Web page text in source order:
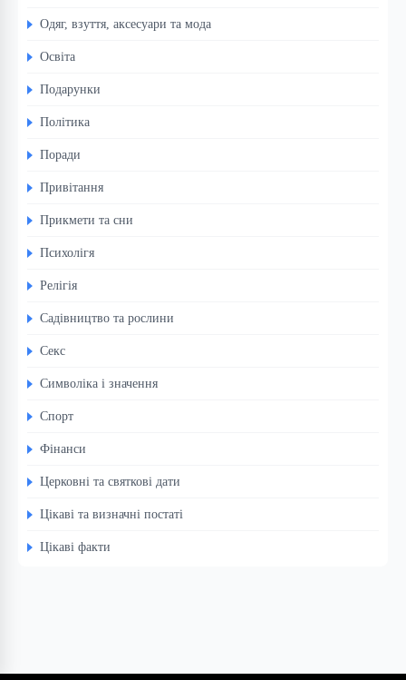
Одяг, взуття, аксесуари та мода
Освіта
Подарунки
Політика
Поради
Привітання
Прикмети та сни
Психолігя
Релігія
Садівництво та рослини
Секс
Символіка і значення
Спорт
Фінанси
Церковні та святкові дати
Цікаві та визначні постаті
Цікаві факти